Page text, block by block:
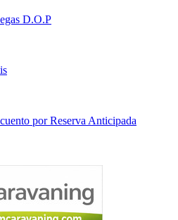
D.O.P
por Reserva Anticipada